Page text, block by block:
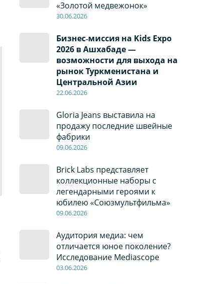
«Золотой медвежонок»
30.06.2026
Бизнес‑миссия на Kids Expo
2026 в Ашхабаде —
возможности для выхода на
рынок Туркменистана и
Центральной Азии
22.06.2026
Gloria Jeans выставила на
продажу последние швейные
фабрики
09.06.2026
Brick Labs представляет
коллекционные наборы с
легендарными героями к
юбилею «Союзмультфильма»
09.06.2026
Аудитория медиа: чем
отличается юное поколение?
Исследование Mediascope
03.06.2026